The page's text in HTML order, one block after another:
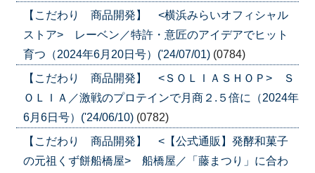
【こだわり 商品開発】 <横浜みらいオフィシャル
ストア> レーベン／特許・意匠のアイデアでヒット
育つ（2024年6月20日号）('24/07/01) (0784)
【こだわり 商品開発】 <ＳＯＬＩＡＳＨＯＰ> Ｓ
ＯＬＩＡ／激戦のプロテインで月商２.５倍に（2024年
6月6日号）('24/06/10) (0782)
【こだわり 商品開発】 <【公式通販】発酵和菓子
の元祖くず餅船橋屋> 船橋屋／「藤まつり」に合わ